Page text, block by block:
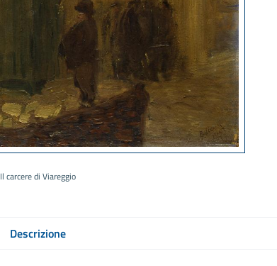
Il carcere di Viareggio
Descrizione